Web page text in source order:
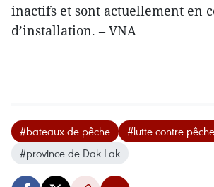
inactifs et sont actuellement en
d’installation. – VNA
#bateaux de pêche
#lutte contre
#province de Dak Lak